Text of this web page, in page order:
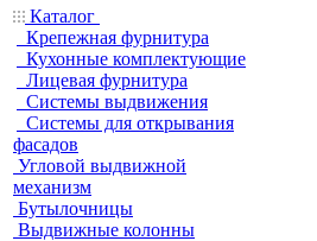
Каталог
Крепежная фурнитура
Кухонные комплектующие
Лицевая фурнитура
Системы выдвижения
Системы для открывания
фасадов
Угловой выдвижной
механизм
Бутылочницы
Выдвижные колонны